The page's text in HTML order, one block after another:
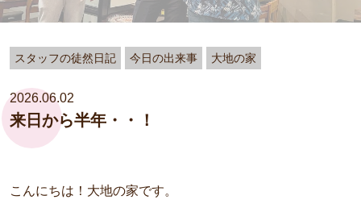
スタッフの徒然日記 今日の出来事 大地の家
2026.06.02
来日から半年・・！
こんにちは！大地の家です。